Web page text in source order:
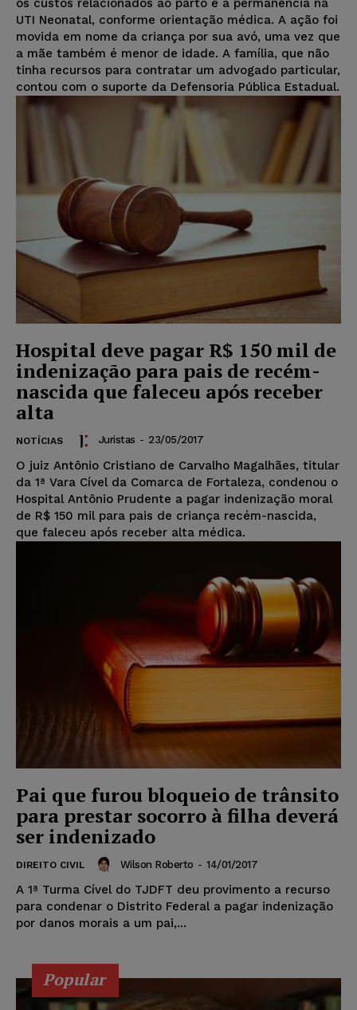
os custos relacionados ao parto e à permanência na
UTI Neonatal, conforme orientação médica. A ação foi
movida em nome da criança por sua avó, uma vez que
a mãe também é menor de idade. A família, que não
tinha recursos para contratar um advogado particular,
contou com o suporte da Defensoria Pública Estadual.
Hospital deve pagar R$ 150 mil de
indenização para pais de recém-
nascida que faleceu após receber
alta
NOTÍCIAS Juristas - 23/05/2017
O juiz Antônio Cristiano de Carvalho Magalhães, titular
da 1ª Vara Cível da Comarca de Fortaleza, condenou o
Hospital Antônio Prudente a pagar indenização moral
de R$ 150 mil para pais de criança recém-nascida,
que faleceu após receber alta médica.
Pai que furou bloqueio de trânsito
para prestar socorro à filha deverá
ser indenizado
DIREITO CIVIL Wilson Roberto - 14/01/2017
A 1ª Turma Cível do TJDFT deu provimento a recurso
para condenar o Distrito Federal a pagar indenização
por danos morais a um pai,...
Popular